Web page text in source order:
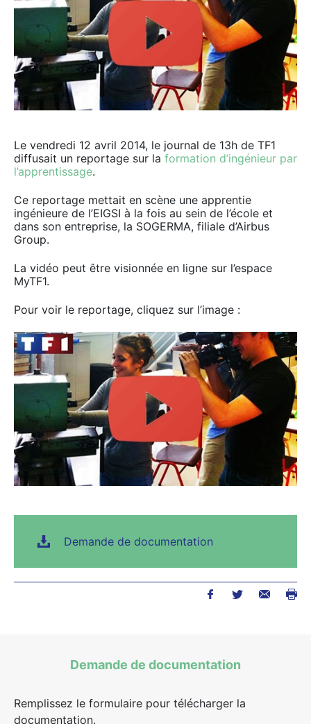
Le vendredi 12 avril 2014, le journal de 13h de TF1
diffusait un reportage sur la formation d’ingénieur par
l’apprentissage.
Ce reportage mettait en scène une apprentie
ingénieure de l’EIGSI à la fois au sein de l’école et
dans son entreprise, la SOGERMA, filiale d’Airbus
Group.
La vidéo peut être visionnée en ligne sur l’espace
MyTF1.
Pour voir le reportage, cliquez sur l’image :
Demande de documentation
Demande de documentation
Remplissez le formulaire pour télécharger la
documentation.